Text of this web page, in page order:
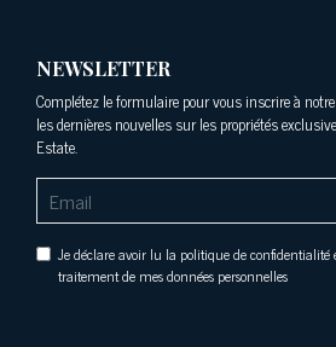
NEWSLETTER
Complétez le formulaire pour vous inscrire à
les dernières nouvelles sur les propriétés
Estate.
Je déclare avoir lu la politique de
traitement de mes données personnelles